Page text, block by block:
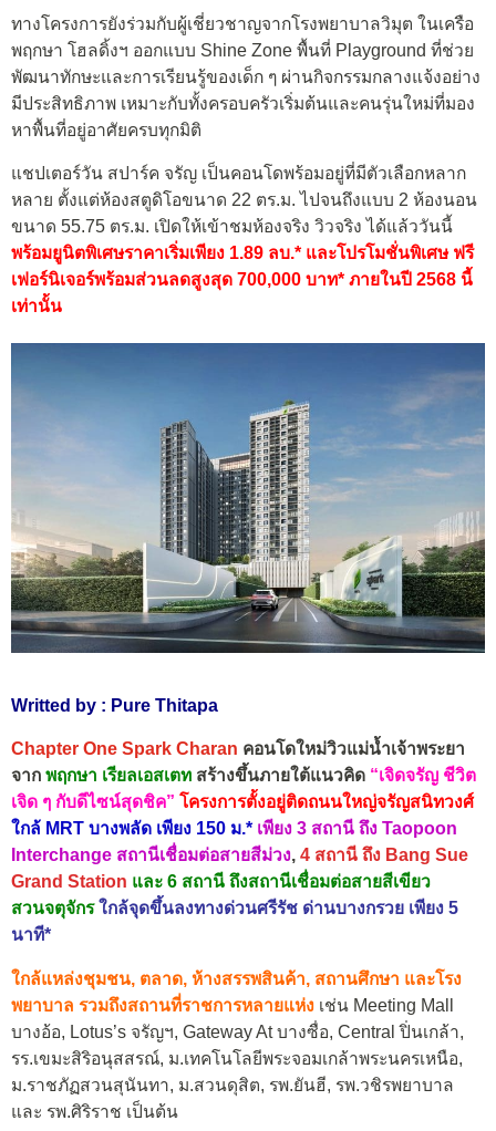
ทางโครงการยังร่วมกับผู้เชี่ยวชาญจากโรงพยาบาลวิมุต ในเครือ
พฤกษา โฮลดิ้งฯ ออกแบบ Shine Zone พื้นที่ Playground ที่ช่วย
พัฒนาทักษะและการเรียนรู้ของเด็ก ๆ ผ่านกิจกรรมกลางแจ้งอย่าง
มีประสิทธิภาพ เหมาะกับทั้งครอบครัวเริ่มต้นและคนรุ่นใหม่ที่มอง
หาพื้นที่อยู่อาศัยครบทุกมิติ
แชปเตอร์วัน สปาร์ค จรัญ เป็นคอนโดพร้อมอยู่ที่มีตัวเลือกหลาก
หลาย ตั้งแต่ห้องสตูดิโอขนาด 22 ตร.ม. ไปจนถึงแบบ 2 ห้องนอน
ขนาด 55.75 ตร.ม. เปิดให้เข้าชมห้องจริง วิวจริง ได้แล้ววันนี้
พร้อมยูนิตพิเศษราคาเริ่มเพียง 1.89 ลบ.* และโปรโมชั่นพิเศษ ฟรี
เฟอร์นิเจอร์พร้อมส่วนลดสูงสุด 700,000 บาท* ภายในปี 2568 นี้
เท่านั้น
Writted by : Pure Thitapa
Chapter One Spark Charan คอนโดใหม่วิวแม่น้ำเจ้าพระยา
จาก พฤกษา เรียลเอสเตท สร้างขึ้นภายใต้แนวคิด “เจิดจรัญ ชีวิต
เจิด ๆ กับดีไซน์สุดชิค” โครงการตั้งอยู่ติดถนนใหญ่จรัญสนิทวงศ์
ใกล้ MRT บางพลัด เพียง 150 ม.* เพียง 3 สถานี ถึง Taopoon
Interchange สถานีเชื่อมต่อสายสีม่วง, 4 สถานี ถึง Bang Sue
Grand Station และ 6 สถานี ถึงสถานีเชื่อมต่อสายสีเขียว
สวนจตุจักร ใกล้จุดขึ้นลงทางด่วนศรีรัช ด่านบางกรวย เพียง 5
นาที*
ใกล้แหล่งชุมชน, ตลาด, ห้างสรรพสินค้า, สถานศึกษา และโรง
พยาบาล รวมถึงสถานที่ราชการหลายแห่ง เช่น Meeting Mall
บางอ้อ, Lotus’s จรัญฯ, Gateway At บางซื่อ, Central ปิ่นเกล้า,
รร.เขมะสิริอนุสสรณ์, ม.เทคโนโลยีพระจอมเกล้าพระนครเหนือ,
ม.ราชภัฏสวนสุนันทา, ม.สวนดุสิต, รพ.ยันฮี, รพ.วชิรพยาบาล
และ รพ.ศิริราช เป็นต้น